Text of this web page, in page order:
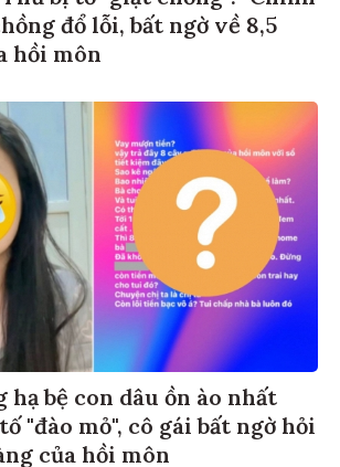
đổ lỗi, bất ngờ về 8,5
hồi môn
hạ bệ con dâu ồn ào nhất
"đào mỏ", cô gái bất ngờ hỏi
của hồi môn